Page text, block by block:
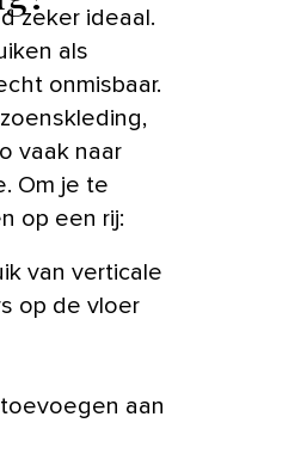
zeker ideaal.
als
onmisbaar.
vaak naar
Om je te
op een rij:
van verticale
op de vloer
aan